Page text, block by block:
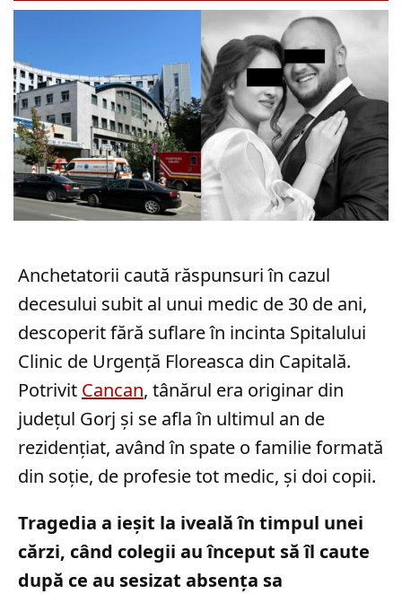
Anchetatorii caută răspunsuri în cazul
decesului subit al unui medic de 30 de ani,
descoperit fără suflare în incinta Spitalului
Clinic de Urgență Floreasca din Capitală.
Potrivit Cancan, tânărul era originar din
județul Gorj și se afla în ultimul an de
rezidențiat, având în spate o familie formată
din soție, de profesie tot medic, și doi copii.
Tragedia a ieșit la iveală în timpul unei
cărzi, când colegii au început să îl caute
după ce au sesizat absența sa